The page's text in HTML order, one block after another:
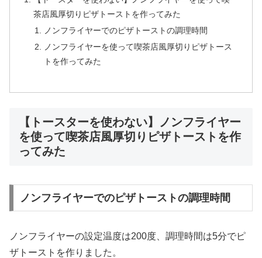
茶店風厚切りピザトーストを作ってみた
ノンフライヤーでのピザトーストの調理時間
ノンフライヤーを使って喫茶店風厚切りピザトース
トを作ってみた
【トースターを使わない】ノンフライヤー
を使って喫茶店風厚切りピザトーストを作
ってみた
ノンフライヤーでのピザトーストの調理時間
ノンフライヤーの設定温度は200度、調理時間は5分でピ
ザトーストを作りました。